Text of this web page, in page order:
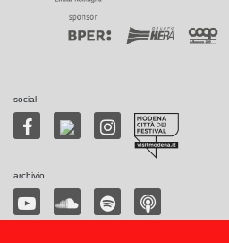
social
archivio